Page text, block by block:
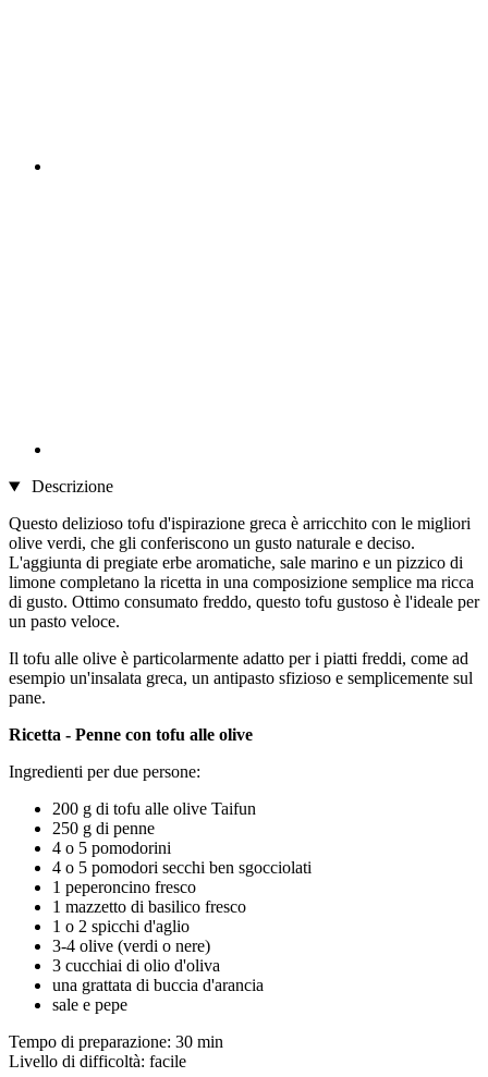
Descrizione
Questo delizioso tofu d'ispirazione greca è arricchito con le migliori
olive verdi, che gli conferiscono un gusto naturale e deciso.
L'aggiunta di pregiate erbe aromatiche, sale marino e un pizzico di
limone completano la ricetta in una composizione semplice ma ricca
di gusto. Ottimo consumato freddo, questo tofu gustoso è l'ideale per
un pasto veloce.
Il tofu alle olive è particolarmente adatto per i piatti freddi, come ad
esempio un'insalata greca, un antipasto sfizioso e semplicemente sul
pane.
Ricetta - Penne con tofu alle olive
Ingredienti per due persone:
200 g di tofu alle olive Taifun
250 g di penne
4 o 5 pomodorini
4 o 5 pomodori secchi ben sgocciolati
1 peperoncino fresco
1 mazzetto di basilico fresco
1 o 2 spicchi d'aglio
3-4 olive (verdi o nere)
3 cucchiai di olio d'oliva
una grattata di buccia d'arancia
sale e pepe
Tempo di preparazione: 30 min
Livello di difficoltà: facile